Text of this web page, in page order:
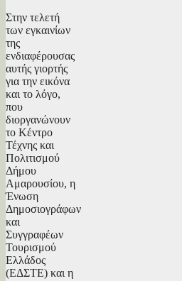
Στην τελετή
των εγκαινίων
της
ενδιαφέρουσας
αυτής γιορτής
για την εικόνα
και το λόγο,
που
διοργανώνουν
το Κέντρο
Τέχνης και
Πολιτισμού
Δήμου
Αμαρουσίου, η
Ένωση
Δημοσιογράφων
και
Συγγραφέων
Τουρισμού
Ελλάδος
(ΕΔΣΤΕ) και η